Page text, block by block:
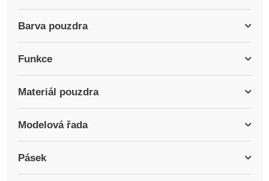
Barva pouzdra
Funkce
Materiál pouzdra
Modelová řada
Pásek